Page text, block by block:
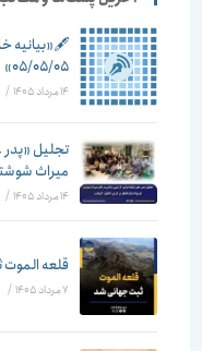
🖋️«بیانیه
۰۵/۰۵/۰۵»
14 مرداد 1405 / ۰ دیدگاه
تجلیل «پدر
میراث شوشتر
14 مرداد 1405 / ۰ دیدگاه
قلعه الموت
7 مرداد 1405 / ۰ دیدگاه